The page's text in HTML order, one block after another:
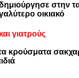
στην
οικιακό
γιατρούς
κρούσματα